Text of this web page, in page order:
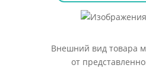
Внешний вид товара
от